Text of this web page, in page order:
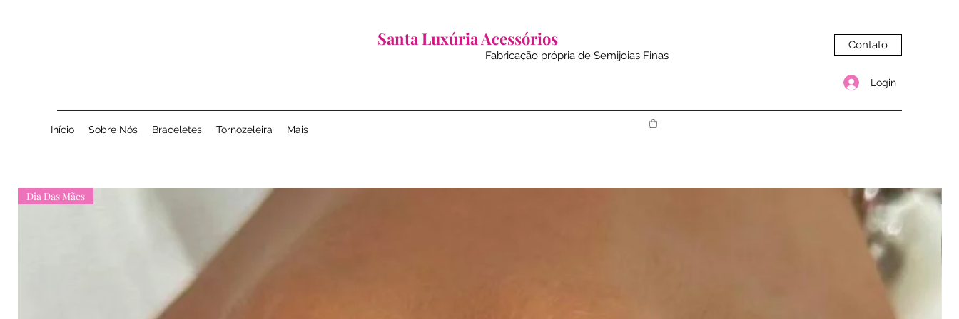
Santa Luxúria Acessórios
Fabricação própria de Semijoias Finas
Contato
Login
Início Sobre Nós Braceletes Tornozeleira Mais
Dia Das Mães